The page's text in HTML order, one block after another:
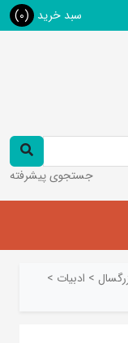
سبد خرید (0)
جستجوی پیشرفته
> ادبیات >